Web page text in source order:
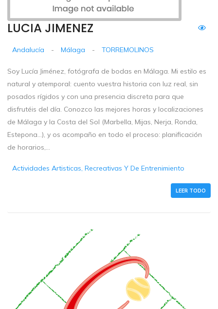
LUCIA JIMENEZ
Andalucía - Málaga - TORREMOLINOS
Soy Lucía Jiménez, fotógrafa de bodas en Málaga. Mi estilo es
natural y atemporal: cuento vuestra historia con luz real, sin
posados rígidos y con una presencia discreta para que
disfrutéis del día. Conozco las mejores horas y localizaciones
de Málaga y la Costa del Sol (Marbella, Mijas, Nerja, Ronda,
Estepona…), y os acompaño en todo el proceso: planificación
de horarios,...
Actividades Artisticas, Recreativas Y De Entrenimiento
LEER TODO